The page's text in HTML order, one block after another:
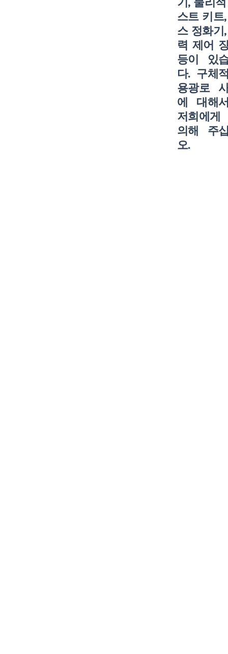
기, 물리
스트 키트
스 정화기
력 ​​제어
등이 있
다. 구체
용광로
에 대해
저희에게
의해 주
오.